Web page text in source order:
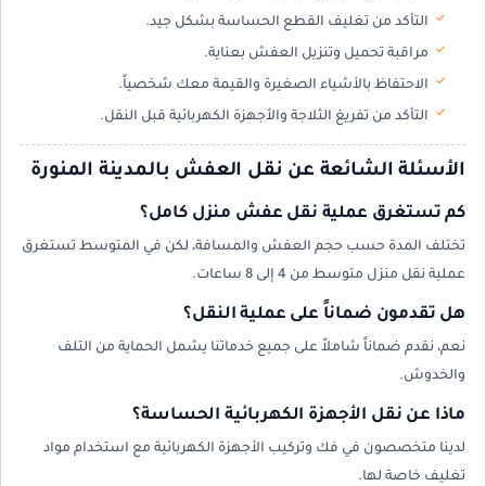
التأكد من تغليف القطع الحساسة بشكل جيد.
مراقبة تحميل وتنزيل العفش بعناية.
الاحتفاظ بالأشياء الصغيرة والقيمة معك شخصياً.
التأكد من تفريغ الثلاجة والأجهزة الكهربائية قبل النقل.
الأسئلة الشائعة عن نقل العفش بالمدينة المنورة
كم تستغرق عملية نقل عفش منزل كامل؟
تختلف المدة حسب حجم العفش والمسافة، لكن في المتوسط تستغرق
عملية نقل منزل متوسط من 4 إلى 8 ساعات.
هل تقدمون ضماناً على عملية النقل؟
نعم، نقدم ضماناً شاملاً على جميع خدماتنا يشمل الحماية من التلف
والخدوش.
ماذا عن نقل الأجهزة الكهربائية الحساسة؟
لدينا متخصصون في فك وتركيب الأجهزة الكهربائية مع استخدام مواد
تغليف خاصة لها.